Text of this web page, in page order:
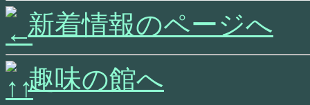
新着情報のページへ
趣味の館へ